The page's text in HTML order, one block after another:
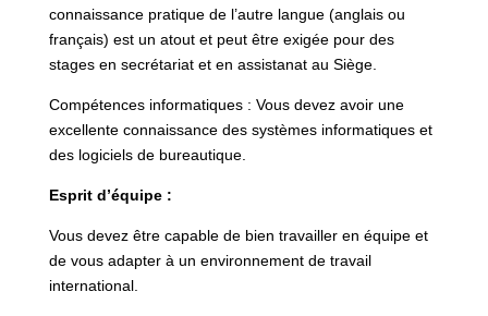
connaissance pratique de l’autre langue (anglais ou
français) est un atout et peut être exigée pour des
stages en secrétariat et en assistanat au Siège.
Compétences informatiques : Vous devez avoir une
excellente connaissance des systèmes informatiques et
des logiciels de bureautique.
Esprit d’équipe :
Vous devez être capable de bien travailler en équipe et
de vous adapter à un environnement de travail
international.